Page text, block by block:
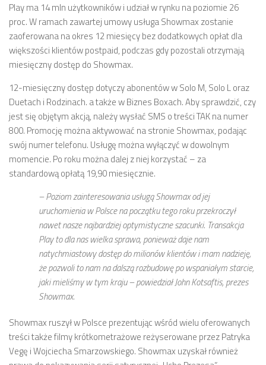
Play ma 14 mln użytkowników i udział w rynku na poziomie 26
proc. W ramach zawartej umowy usługa Showmax zostanie
zaoferowana na okres 12 miesięcy bez dodatkowych opłat dla
większości klientów postpaid, podczas gdy pozostali otrzymają
miesięczny dostęp do Showmax.
12-miesięczny dostęp dotyczy abonentów w Solo M, Solo L oraz
Duetach i Rodzinach. a także w Biznes Boxach. Aby sprawdzić, czy
jest się objętym akcją, należy wysłać SMS o treści TAK na numer
800. Promocję można aktywować na stronie Showmax, podając
swój numer telefonu. Usługę można wyłączyć w dowolnym
momencie. Po roku można dalej z niej korzystać – za
standardową opłatą 19,90 miesięcznie.
– Poziom zainteresowania usługą Showmax od jej
uruchomienia w Polsce na początku tego roku przekroczył
nawet nasze najbardziej optymistyczne szacunki. Transakcja
Play to dla nas wielka sprawa, ponieważ daje nam
natychmiastowy dostęp do milionów klientów i mam nadzieję,
że pozwoli to nam na dalszą rozbudowę po wspaniałym starcie,
jaki mieliśmy w tym kraju – powiedział John Kotsaftis, prezes
Showmax.
Showmax ruszył w Polsce prezentując wśród wielu oferowanych
treści także filmy krótkometrażowe reżyserowane przez Patryka
Vegę i Wojciecha Smarzowskiego. Showmax uzyskał również